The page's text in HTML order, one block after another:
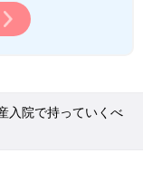
入院で持っていくべ